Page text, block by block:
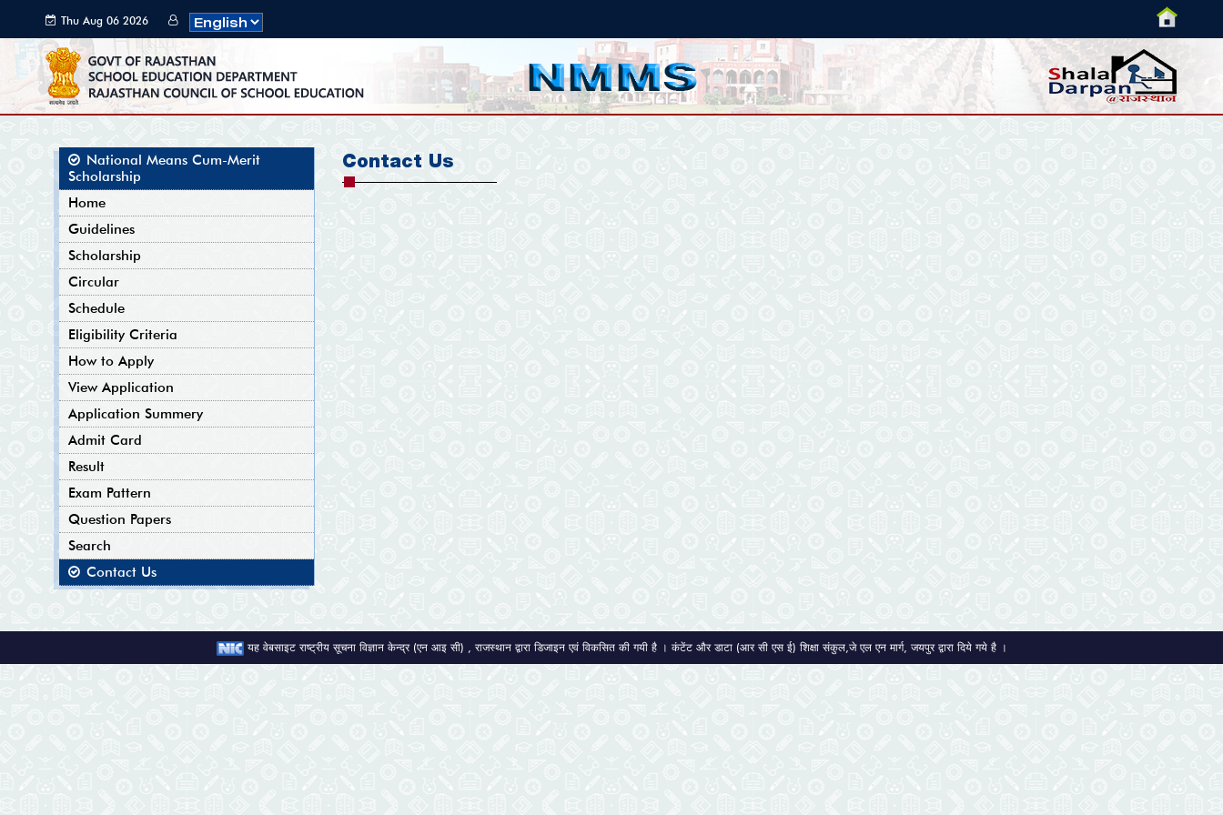
Thu Aug 06 2026
(Coordinated
Universal Time)
National Means Cum-Merit
Scholarship
Home
Guidelines
Scholarship
Circular
Schedule
Eligibility Criteria
How to Apply
View Application
Application Summery
Admit Card
Result
Exam Pattern
Question Papers
Search
Contact Us
Contact Us
यह वेबसाइट राष्ट्रीय सूचना विज्ञान केन्द्र (एन आइ सी) , राजस्थान द्वारा डिजाइन एवं विकसित की गयी है । कंटेंट और डाटा (आर सी एस ई) शिक्षा संकुल,जे एल एन मार्ग, जयपुर द्वारा दिये गये है ।